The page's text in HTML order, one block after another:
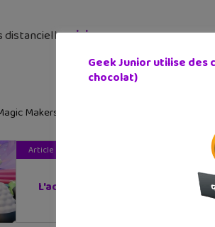
distancielles :ici
Makers
Article précédent
L'actu geek de la semaine : I...
Geek Junior utilise des
chocolat)